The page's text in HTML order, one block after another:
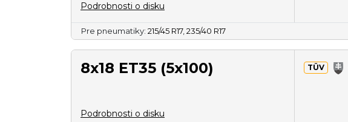
Podrobnosti o disku
Pre pneumatiky: 215/45 R17, 235/40 R17
8x18 ET35 (5x100)
Podrobnosti o disku
TÜV